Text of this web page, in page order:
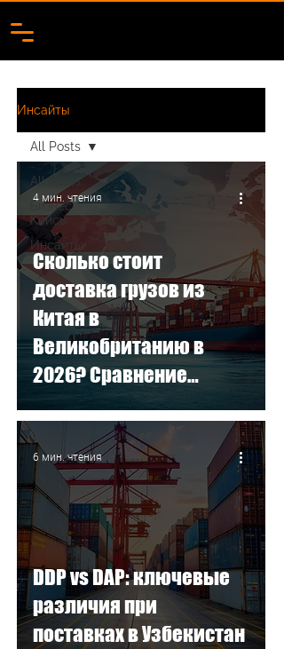
Инсайты
All Posts
Бизнес
Кейсы
Инсайты
All Posts
Сколько стоит
доставка грузов из
Китая в
Великобританию в
2026? Сравнение
сроков и стоимости
4 мин. чтения
DDP vs DAP: ключевые
различия при
поставках в Узбекистан
6 мин. чтения